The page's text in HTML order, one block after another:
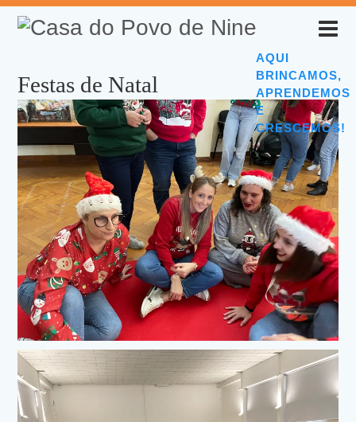
AQUI
BRINCAMOS,
APRENDEMOS
E
CRESCEMOS!
Festas de Natal